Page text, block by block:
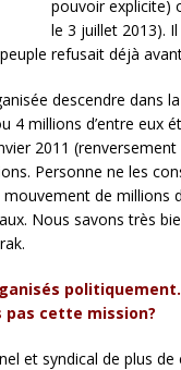
pouvoir explicite)
le 3 juillet 2013).
refusait déjà
descendre
millions d’entre
2011
Personne ne les
de millions
Nous savons très
pas cette mission?
et syndical de plus